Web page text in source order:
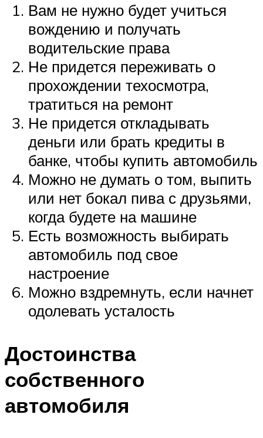
Вам не нужно будет учиться
вождению и получать
водительские права
Не придется переживать о
прохождении техосмотра,
тратиться на ремонт
Не придется откладывать
деньги или брать кредиты в
банке, чтобы купить автомобиль
Можно не думать о том, выпить
или нет бокал пива с друзьями,
когда будете на машине
Есть возможность выбирать
автомобиль под свое
настроение
Можно вздремнуть, если начнет
одолевать усталость
Достоинства
собственного
автомобиля